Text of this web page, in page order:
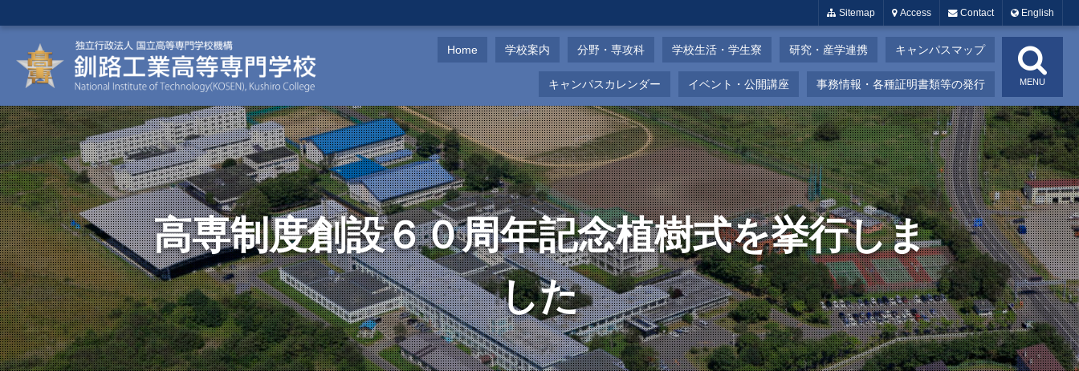
Sitemap Access Contact English
Home 学校案内 分野・専攻科 学校生活・学生寮 研究・産学連携 キャンパスマップ
キャンパスカレンダー イベント・公開講座 事務情報・各種証明書類等の発行 MENU
高専制度創設６０周年記念植樹式を挙行しま
した